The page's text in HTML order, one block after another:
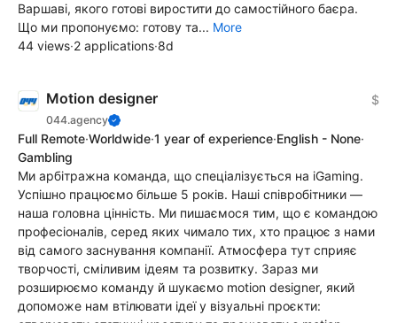
Варшаві, якого готові виростити до самостійного баєра.
Що ми пропонуємо: готову та... More
44 views·2 applications·8d
Motion designer
044.agency
$
Full Remote·Worldwide·1 year of experience·English - None·
Gambling
Ми арбітражна команда, що спеціалізується на iGaming.
Успішно працюємо більше 5 років. Наші співробітники —
наша головна цінність. Ми пишаємося тим, що є командою
професіоналів, серед яких чимало тих, хто працює з нами
від самого заснування компанії. Атмосфера тут сприяє
творчості, сміливим ідеям та розвитку. Зараз ми
розширюємо команду й шукаємо motion designer, який
допоможе нам втілювати ідеї у візуальні проєкти: